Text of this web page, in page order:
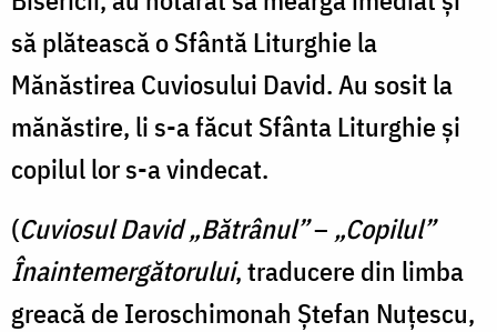
să plătească o Sfântă Liturghie la
Mănăstirea Cuviosului David. Au sosit la
mănăstire, li s-a făcut Sfânta Liturghie şi
copilul lor s-a vindecat.
(Cuviosul David „Bătrânul”– „Copilul”
Înaintemergătorului, traducere din limba
greacă de Ieroschimonah Ștefan Nuțescu,